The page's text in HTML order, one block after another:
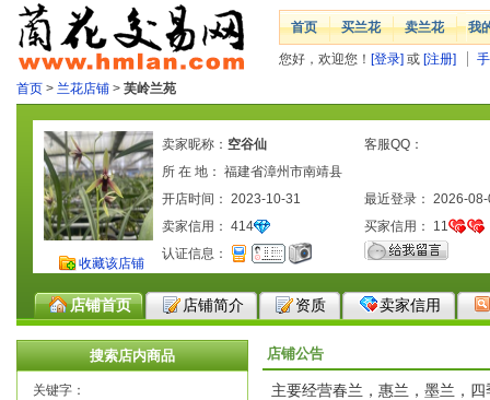
首页 买兰花 卖兰花 我
您好，欢迎您！ [登录] 或 [注册]
首页 > 兰花店铺 > 芙岭兰苑
收藏该店铺
卖家昵称： 空谷仙
客服QQ：
所 在 地： 福建省漳州市南靖县
开店时间： 2023-10-31
最近登录： 2026-
卖家信用： 414 买家信用： 11
认证信息：
店铺首页 店铺简介 资质 卖家信用
搜索店内商品
关键字：
店铺公告
主要经营春兰，惠兰，墨兰，